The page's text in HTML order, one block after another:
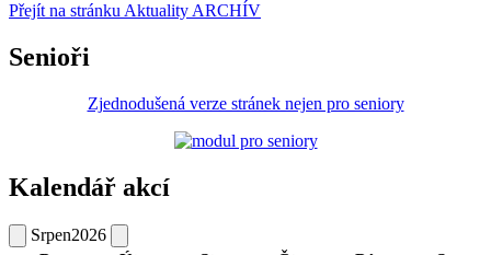
Přejít na stránku Aktuality ARCHÍV
Senioři
Zjednodušená verze stránek nejen pro seniory
Kalendář akcí
Srpen2026